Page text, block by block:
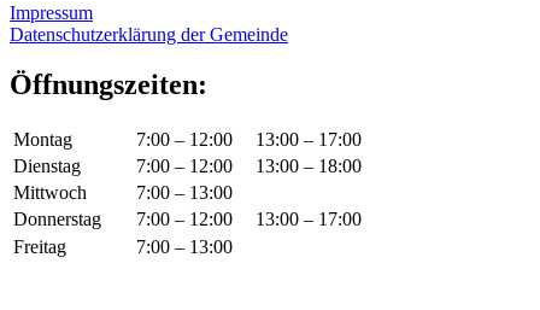
Impressum
Datenschutzerklärung der Gemeinde
Öffnungszeiten:
Montag 7:00 – 12:00
13:00 – 17:00
Dienstag
7:00 – 12:00
13:00 – 18:00
Mittwoch
7:00 – 13:00
Donnerstag
7:00 – 12:00
13:00 – 17:00
Freitag
7:00 – 13:00